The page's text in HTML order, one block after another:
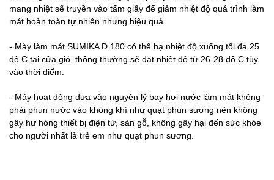
mang nhiệt sẽ truyền vào tấm giấy để giảm nhiệt độ quá trình làm
mát hoàn toàn tự nhiên nhưng hiệu quả.
- Mày làm mát SUMIKA D 180 có thể hạ nhiệt độ xuống tối đa 25
độ C tại cửa gió, thông thường sẽ đạt nhiệt độ từ 26-28 độ C tùy
vào thời điểm.
- Máy hoat động dựa vào nguyên lý bay hơi nước làm mát không
phải phun nước vào không khí như quạt phun sương nên không
gây hư hỏng thiết bị điện tử, sàn gỗ, không gây hại đến sức khỏe
cho người nhất là trẻ em như quạt phun sương.